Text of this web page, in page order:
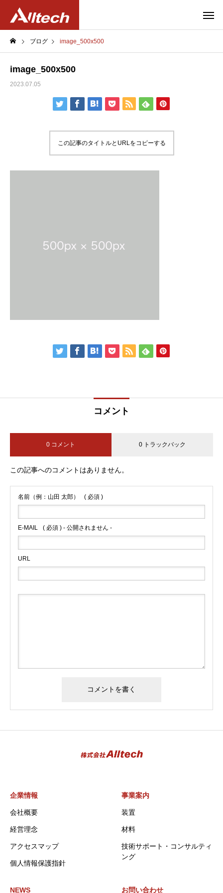
ブログ image_500x500
image_500x500
2023.07.05
この記事のタイトルとURLをコピーする
コメント
0 コメント 0 トラックバック
この記事へのコメントはありません。
名前（例：山田 太郎） ( 必須 )
E-MAIL ( 必須 ) - 公開されません -
URL
企業情報
会社概要
経営理念
アクセスマップ
個人情報保護指針
事業案内
装置
材料
技術サポート・コンサルティ
ング
NEWS お問い合わせ